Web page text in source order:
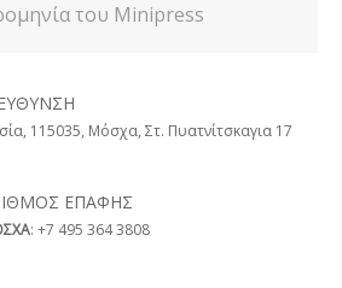
του Minipress
115035, Μόσχα, Στ. Πυατνίτσκαγια 17
ΕΠΑΦΉΣ
: +7 495 364 3808